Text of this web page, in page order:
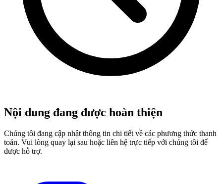
Nội dung đang được hoàn thiện
Chúng tôi đang cập nhật thông tin chi tiết về các phương thức thanh
toán. Vui lòng quay lại sau hoặc liên hệ trực tiếp với chúng tôi để
được hỗ trợ.